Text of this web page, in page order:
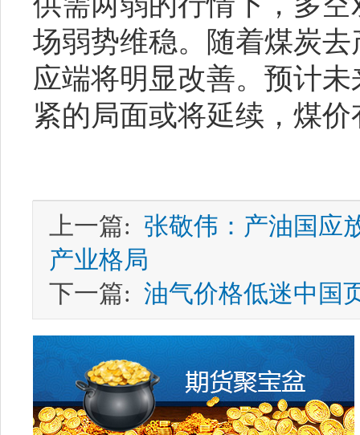
场弱势维稳。随着煤炭
应端将明显改善。预计
紧的局面或将延续，煤
上一篇: 张敬伟：产油国应
产业格局
下一篇: 油气价格低迷中国